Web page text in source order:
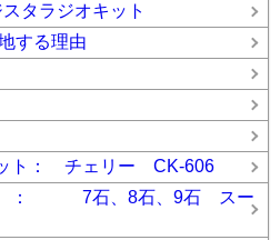
タラジオキット
する理由
ト： チェリー CK-606
オ ： 7石、8石、9石 スー